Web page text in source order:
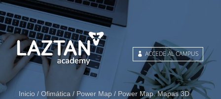
ACCEDE AL CAMPUS
Inicio /Ofimática / Power Map / Power Map. Mapas 3D